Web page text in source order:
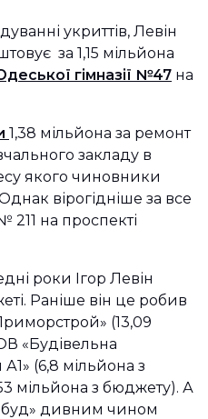
укриттів, Левін
за 1,15 мільйона
гімназії №47 на
1,38 мільйона за ремонт
закладу в
якого чиновники
вірогідніше за все
на проспекті
роки Ігор Левін
Раніше він це робив
(13,09
«Будівельна
(6,8 мільйона з
мільйона з бюджету). А
дивним чином